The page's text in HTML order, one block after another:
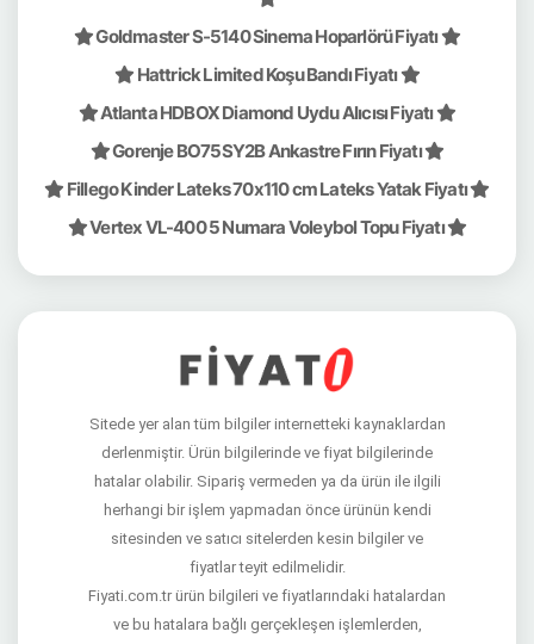
Goldmaster S-5140 Sinema Hoparlörü Fiyatı
Hattrick Limited Koşu Bandı Fiyatı
Atlanta HDBOX Diamond Uydu Alıcısı Fiyatı
Gorenje BO75SY2B Ankastre Fırın Fiyatı
Fillego Kinder Lateks 70x110 cm Lateks Yatak Fiyatı
Vertex VL-400 5 Numara Voleybol Topu Fiyatı
Sitede yer alan tüm bilgiler internetteki kaynaklardan
derlenmiştir. Ürün bilgilerinde ve fiyat bilgilerinde
hatalar olabilir. Sipariş vermeden ya da ürün ile ilgili
herhangi bir işlem yapmadan önce ürünün kendi
sitesinden ve satıcı sitelerden kesin bilgiler ve
fiyatlar teyit edilmelidir.
Fiyati.com.tr ürün bilgileri ve fiyatlarındaki hatalardan
ve bu hatalara bağlı gerçekleşen işlemlerden,